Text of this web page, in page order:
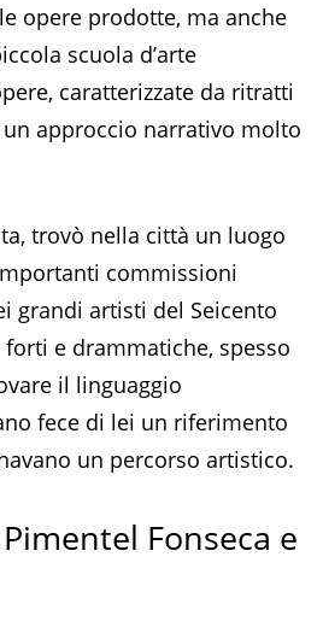
opere prodotte, ma anche
scuola d’arte
caratterizzate da ritratti
approccio narrativo molto
trovò nella città un luogo
commissioni
grandi artisti del Seicento
e drammatiche, spesso
il linguaggio
fece di lei un riferimento
un percorso artistico.
Fonseca e